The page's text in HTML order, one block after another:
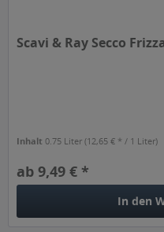
Scavi & Ray Secco
Inhalt0.75 Liter(12,65 € * / 1 Liter)
ab 9,49 € *
In den